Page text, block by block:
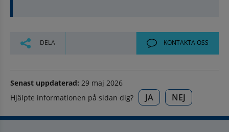
DELA KONTAKTA OSS
Senast uppdaterad: 29 maj 2026
Hjälpte informationen på sidan dig?
JA NEJ